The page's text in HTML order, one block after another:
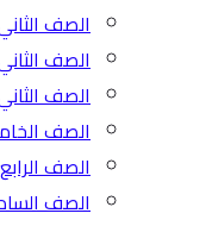
الصف الثاني
الصف الثاني
الصف الثاني
الصف الخامس
الصف الرابع
الصف السادس